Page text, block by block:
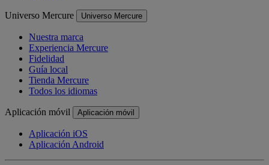
Universo Mercure Universo Mercure
Nuestra marca
Experiencia Mercure
Fidelidad
Guía local
Tienda Mercure
Todos los idiomas
Aplicación móvil Aplicación móvil
Aplicación iOS
Aplicación Android